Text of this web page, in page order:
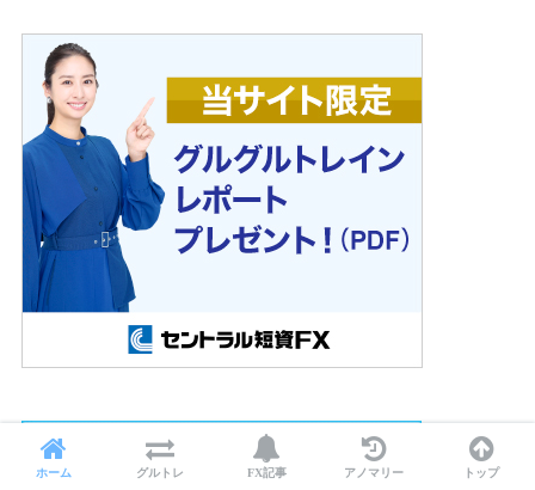
ホーム グルトレ FX記事 アノマリー トップ